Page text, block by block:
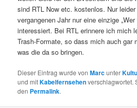
sind RTL Now etc. kostenlos. Nur
vergangenen Jahr nur eine einzige
interessiert. Bei RTL erinnere ich mich
Trash-Formate, so dass mich auch gar
was die da so bringen.
Dieser Eintrag wurde vonMarcunter
und mitKabelfernsehenverschlagwortet.
den Permalink.